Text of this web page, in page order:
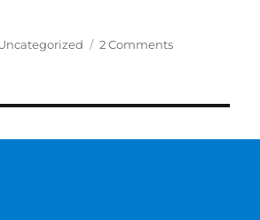
2 Comments